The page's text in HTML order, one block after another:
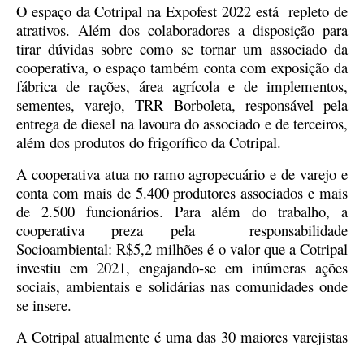
O espaço da Cotripal na Expofest 2022 está repleto de
atrativos. Além dos colaboradores a disposição para
tirar dúvidas sobre como se tornar um associado da
cooperativa, o espaço também conta com exposição da
fábrica de rações, área agrícola e de implementos,
sementes, varejo, TRR Borboleta, responsável pela
entrega de diesel na lavoura do associado e de terceiros,
além dos produtos do frigorífico da Cotripal.
A cooperativa atua no ramo agropecuário e de varejo e
conta com mais de 5.400 produtores associados e mais
de 2.500 funcionários. Para além do trabalho, a
cooperativa preza pela responsabilidade
Socioambiental: R$5,2 milhões é o valor que a Cotripal
investiu em 2021, engajando-se em inúmeras ações
sociais, ambientais e solidárias nas comunidades onde
se insere.
A Cotripal atualmente é uma das 30 maiores varejistas